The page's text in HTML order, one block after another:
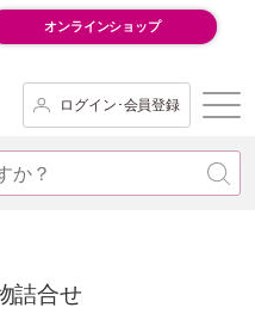
オンラインショップ
ログイン･会員登録
詰合せ